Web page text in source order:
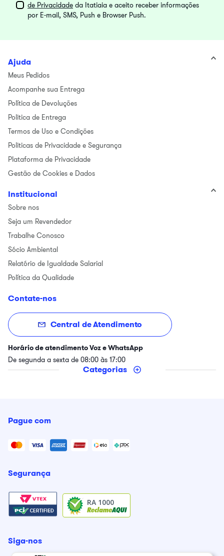
de Privacidade da Itatiaia e aceito receber informações
por E-mail, SMS, Push e Browser Push.
Ajuda
Meus Pedidos
Acompanhe sua Entrega
Política de Devoluções
Politica de Entrega
Termos de Uso e Condições
Politicas de Privacidade e Segurança
Plataforma de Privacidade
Gestão de Cookies e Dados
Institucional
Sobre nos
Seja um Revendedor
Trabalhe Conosco
Sócio Ambiental
Relatório de Igualdade Salarial
Política da Qualidade
Contate-nos
Central de Atendimento
Horário de atendimento Voz e WhatsApp
De segunda a sexta de 08:00 às 17:00
Categorias
Pague com
Segurança
RA 1000
Siga-nos